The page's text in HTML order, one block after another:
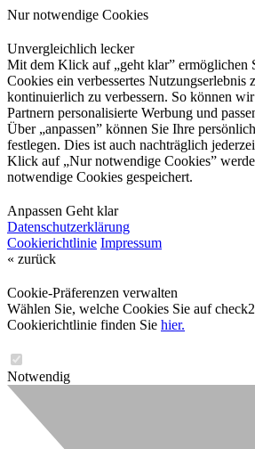
Nur notwendige Cookies
Unvergleichlich lecker
Mit dem Klick auf „geht klar” ermöglichen
Cookies ein verbessertes Nutzungserlebnis
kontinuierlich zu verbessern. So können
Partnern personalisierte Werbung und
Über „anpassen” können Sie Ihre
festlegen. Dies ist auch nachträglich
Klick auf „Nur notwendige Cookies”
notwendige Cookies gespeichert.
Anpassen Geht klar
Datenschutzerklärung
Cookierichtlinie Impressum
« zurück
Cookie-Präferenzen verwalten
Wählen Sie, welche Cookies Sie auf
Cookierichtlinie finden Sie hier.
Notwendig